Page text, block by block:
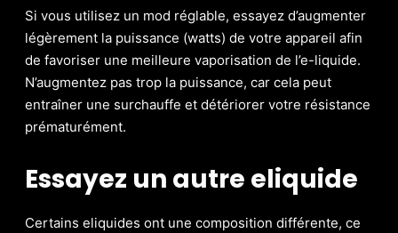
Si vous utilisez un mod réglable, essayez d’augmenter
légèrement la puissance (watts) de votre appareil afin
de favoriser une meilleure vaporisation de l’e-liquide.
N’augmentez pas trop la puissance, car cela peut
entraîner une surchauffe et détériorer votre résistance
prématurément.
Essayez un autre eliquide
Certains eliquides ont une composition différente, ce